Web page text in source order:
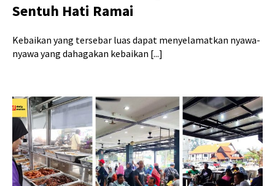
Sentuh Hati Ramai
Kebaikan yang tersebar luas dapat menyelamatkan nyawa-
nyawa yang dahagakan kebaikan [...]